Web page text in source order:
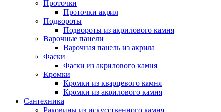
Проточки
Проточки акрил
Подвороты
Подвороты из акрилового камня
Варочные панели
Варочная панель из акрила
Фаски
Фаски из акрилового камня
Кромки
Кромки из кварцевого камня
Кромки из акрилового камня
Сантехника
Раковины из искусственного камня